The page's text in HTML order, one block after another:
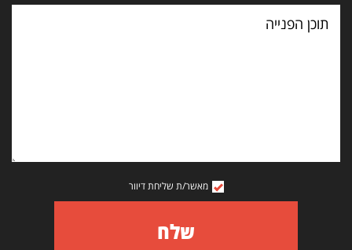
תוכן
הפנייה
מאשר/ת שליחת דיוור
שלח